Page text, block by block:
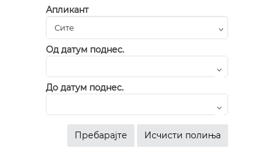
Апликант
Од датум поднес.
До датум поднес.